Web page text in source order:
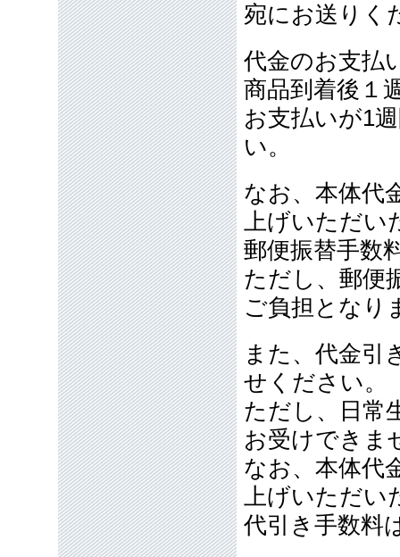
宛にお送りく
代金のお支払
商品到着後１
お支払いが1
い。
なお、本体代
上げいただい
郵便振替手数
ただし、郵便
ご負担となり
また、代金引
せください。
ただし、日常
お受けできま
なお、本体代
上げいただい
代引き手数料